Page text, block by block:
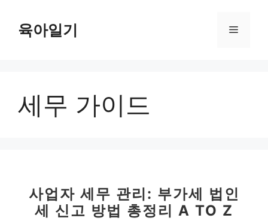
육아일기 메
세무 가이드
사업자 세무 관리: 부가세 법인
세 신고 방법 총정리 A TO Z